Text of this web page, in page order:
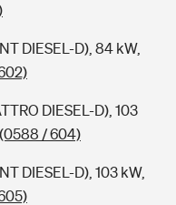
DIESEL-D), 84 kW,
DIESEL-D), 103
(0588 / 604)
DIESEL-D), 103 kW,